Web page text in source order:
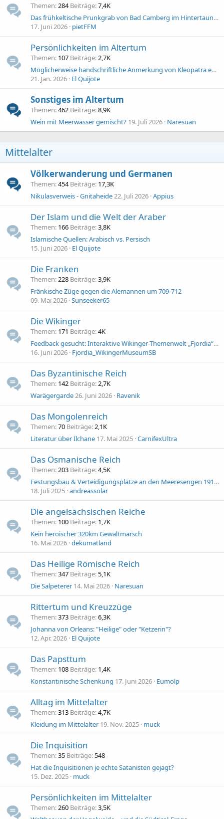
Themen 284 Beiträge 7,4K
Das frühkeltische Prunkgrab von Bad Camberg im Hintertaunus (Landkreis Limburg-Weilburg)
17. Juni 2026 pietFFM
Persönlichkeiten im Altertum
Themen 107 Beiträge 2,7K
Möglicherweise handschriftliche Anmerkung von Kleopatra entdeckt
21. Jan. 2026 El Quijote
Sonstiges im Altertum
Themen 462 Beiträge 8,9K
Wein mit Meerwasser gemischt? 19. Juli 2026 Naresuan
Mittelalter
Völkerwanderung und Germanen
Themen 454 Beiträge 17,3K
Nikulasverweis - Gnitaheide22. Juli 2026 Appius
Der Islam und die Welt der Araber
Themen 166 Beiträge 3,8K
Islamische Quellen: Arabisch vs. Persisch
15. Juni 2026 El Quijote
Die Franken
Themen 228 Beiträge 3,9K
Fränkische Züge gegen die Alemannen um 709-712
09. Mai 2026 Sunseeker65
Die Wikinger
Themen 171 Beiträge 4K
Feedback gesucht: Interaktive Wikinger-Themenwelt „Fjordia“ als Projekt
16. Juni 2026 Fjordia_WikingerMuseumSB
Das Byzantinische Reich
Themen 142 Beiträge 2,7K
Warägergarde26. Juni 2026 Ravenik
Das Mongolenreich
Themen 70 Beiträge 2,1K
Literatur über Ilchane 17. Mai 2025 CarnifexUltra
Das Osmanische Reich
Themen 203 Beiträge 4,5K
Festungsbau & Verteidigungsplätze an den Meeresengen 1913/1914 vor dem Weltkrieg
18. Juli 2025 andreassolar
Die angelsächsischen Reiche
Themen 100 Beiträge 1,7K
Kein heroischer 320km Gewaltmarsch
16. Mai 2026 dekumatland
Das Heilige Römische Reich
Themen 347 Beiträge 5,1K
Die Salpeterer 14. Mai 2026 Naresuan
Rittertum und Kreuzzüge
Themen 373 Beiträge 6,3K
Johanna von Orleans: "Heilige" oder "Ketzerin"?
12. Apr. 2026 El Quijote
Das Papsttum
Themen 108 Beiträge 1,4K
Konstantinische Schenkung 17. Juni 2026 Eumolp
Alltag im Mittelalter
Themen 313 Beiträge 4,7K
Kleidung im Mittelalter 19. Nov. 2025 muck
Die Inquisition
Themen 35 Beiträge 548
Hat die Inquisitionen je echte Satanisten gejagt?
15. Dez. 2025 muck
Persönlichkeiten im Mittelalter
Themen 260 Beiträge 3,5K